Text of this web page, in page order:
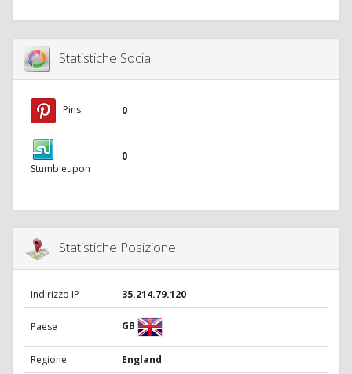
Statistiche Social
Pins 0
Stumbleupon
0
Statistiche Posizione
Indirizzo IP 35.214.79.120
Paese GB
Regione
England